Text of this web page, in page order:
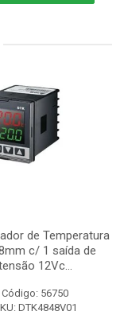
de Temperatura
c/ 1 saída de
12Vc...
Código: 56750
DTK4848V01